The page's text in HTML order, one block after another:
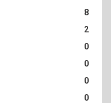
8
2
0
0
0
0